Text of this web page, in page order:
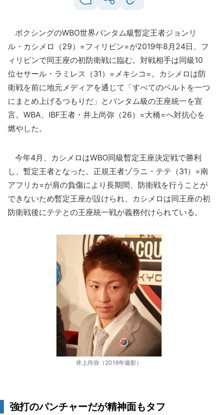
ボクシングのWBO世界バンタム級暫定王者ジョンリ
ル・カシメロ（29）=フィリピン=が2019年8月24日、フ
ィリピンで同王座の初防衛戦に臨む。対戦相手は同級10
位セサール・ラミレス（31）=メキシコ=。カシメロは防
衛戦を前に地元メディアを通じて「すべてのベルトを一つ
にまとめ上げるつもりだ」とバンタム級の王座統一を宣
言。WBA、IBF王者・井上尚弥（26）=大橋=へ対抗心を
燃やした。
今年4月、カシメロはWBO同級暫定王座決定戦で勝利
し、暫定王者となった。正規王者ゾラニ・テテ（31）=南
アフリカ=が肩の負傷により長期間、防衛戦を行うことが
できないため暫定王座が設けられ、カシメロは同王座の初
防衛戦後にテテとの王座統一戦が義務付けられている。
井上尚弥（2016年撮影）
強打のパンチャーだが精神面もタフ